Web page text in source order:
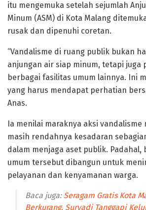
itu mengemuka setelah sejumlah
Minum (ASM) di Kota Malang
rusak dan dipenuhi coretan.
“Vandalisme di ruang publik bukan
anjungan air siap minum, tetapi juga
berbagai fasilitas umum lainnya. Ini
yang harus mendapat perhatian
Anas.
Ia menilai maraknya aksi vandalisme
masih rendahnya kesadaran
dalam menjaga aset publik. Padahal,
umum tersebut dibangun untuk
pelayanan dan kenyamanan warga.
Baca juga: Seragam Gratis Kota
Berkurang, Suryadi Tanggapi